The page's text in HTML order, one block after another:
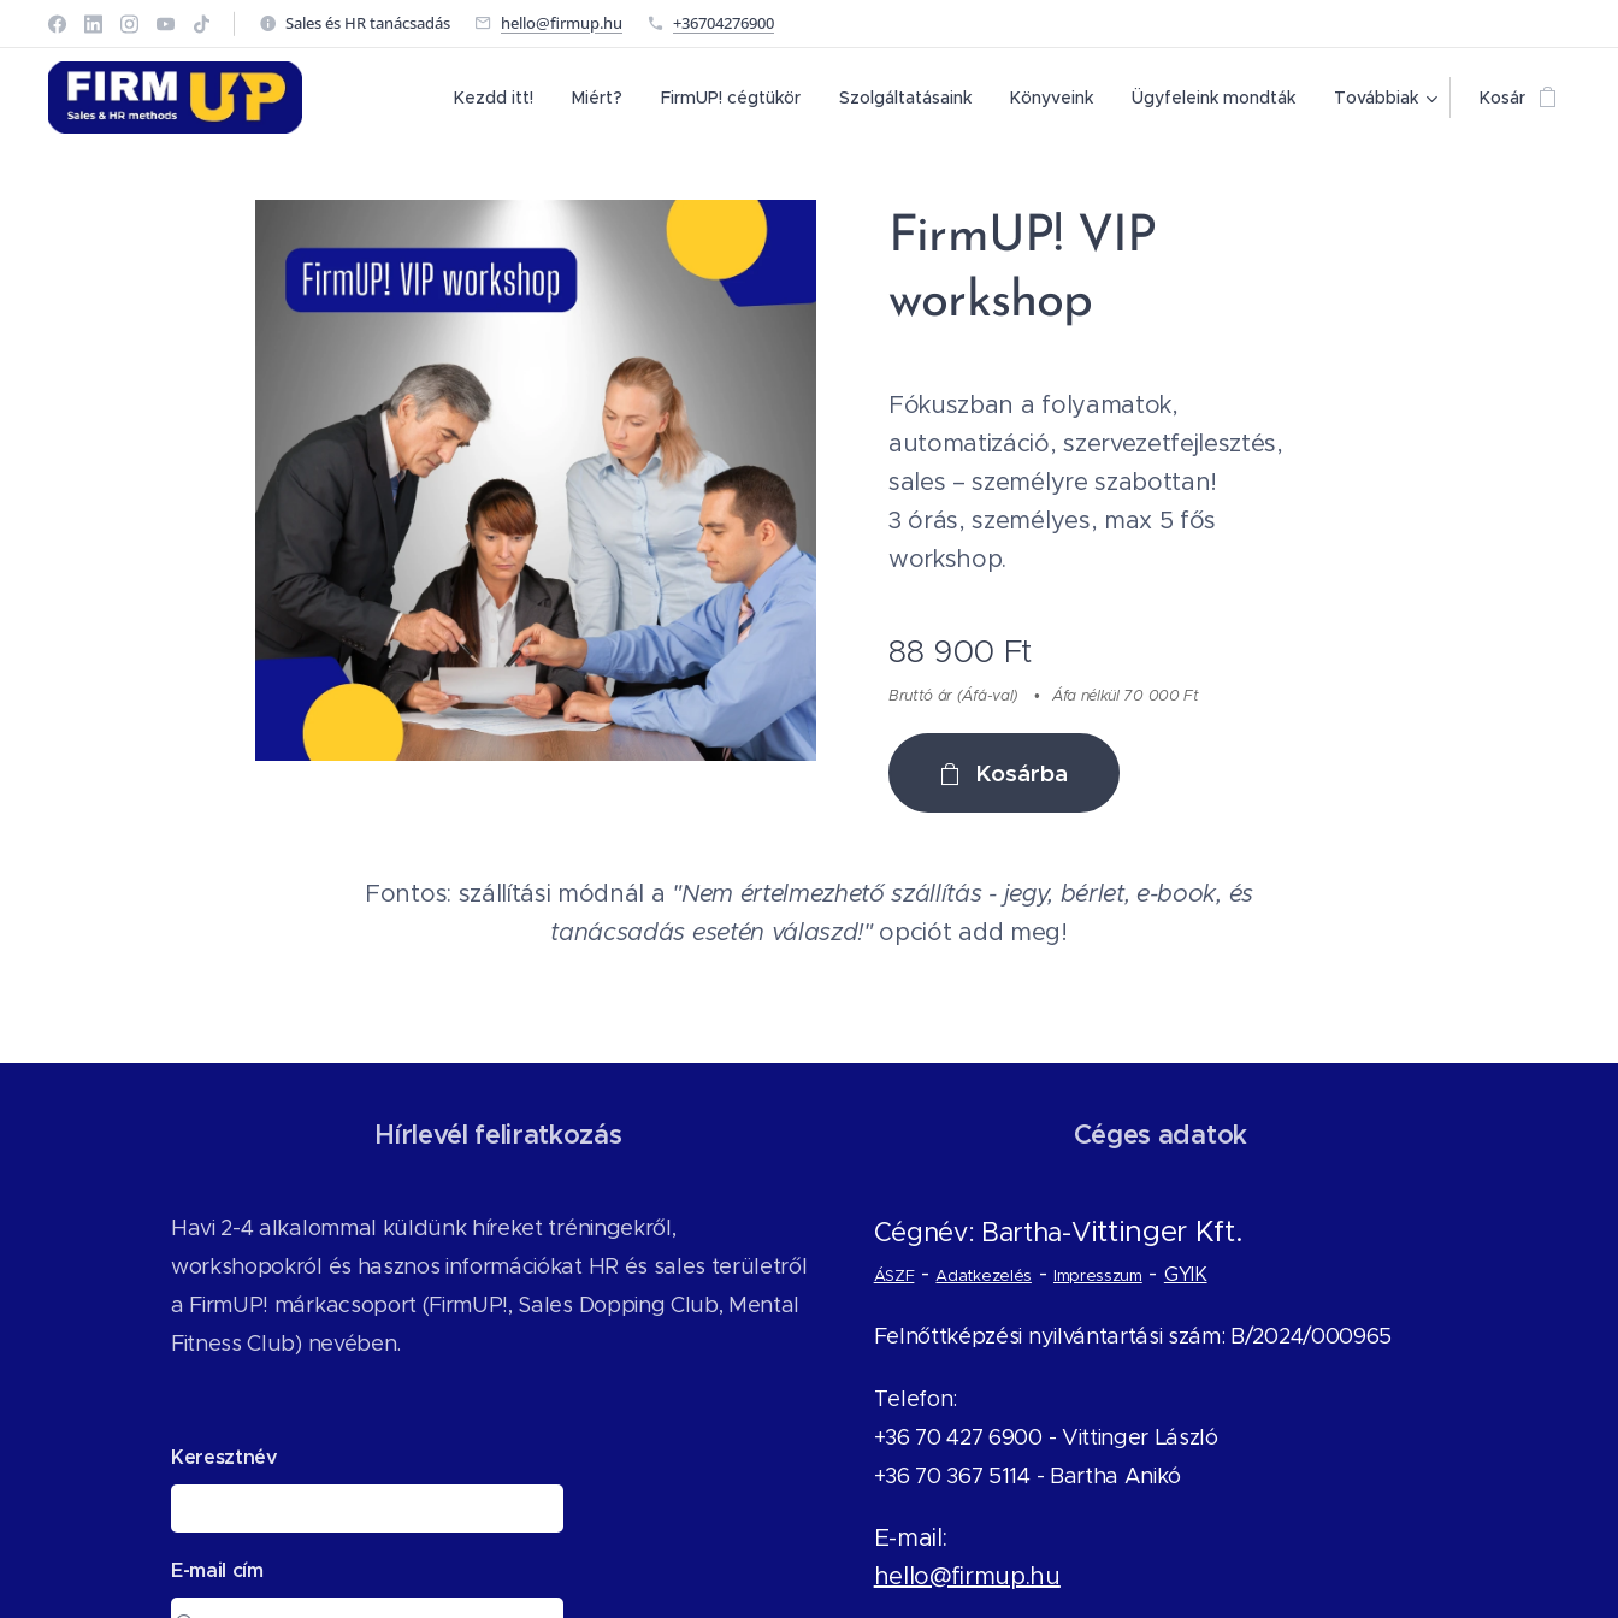
Sales és HR tanácsadás hello@firmup.hu +36704276900
Kezdd itt! Miért? FirmUP! cégtükör Szolgáltatásaink Könyveink Ügyfeleink mondták Továbbiak Kosár
FirmUP! VIP
workshop
Fókuszban a folyamatok,
automatizáció, szervezetfejlesztés,
sales – személyre szabottan!
3 órás, személyes, max 5 fős
workshop.
88 900 Ft
Bruttó ár (Áfá-val) Áfa nélkül 70 000 Ft
Kosárba
Fontos: szállítási módnál a "Nem értelmezhető szállítás - jegy, bérlet, e-book, és
tanácsadás esetén válaszd!" opciót add meg!
Hírlevél feliratkozás
Havi 2-4 alkalommal küldünk híreket tréningekről,
workshopokról és hasznos információkat HR és sales területről
a FirmUP! márkacsoport (FirmUP!, Sales Dopping Club, Mental
Fitness Club) nevében.
Keresztnév
E-mail cím
Céges adatok
Cégnév: Bartha-Vittinger Kft.
ÁSZF-Adatkezelés - Impresszum - GYIK
Felnőttképzési nyilvántartási szám: B/2024/000965
Telefon:
+36 70 427 6900 - Vittinger László
+36 70 367 5114 - Bartha Anikó
E-mail:
hello@firmup.hu